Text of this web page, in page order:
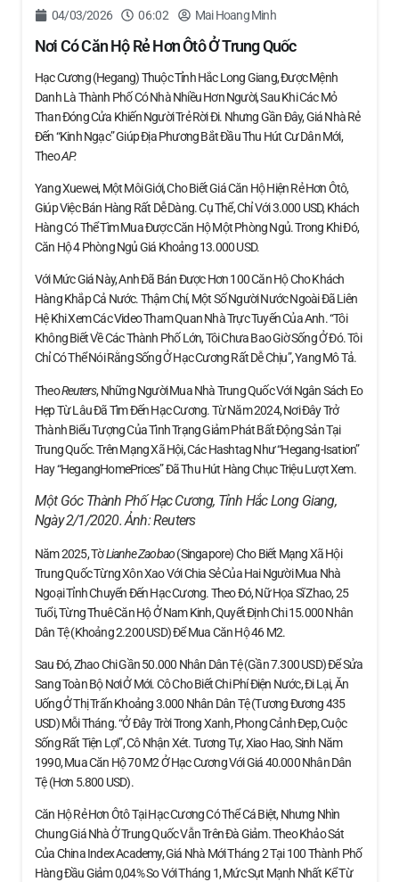
04/03/2026 06:02 Mai Hoang Minh
Nơi Có Căn Hộ Rẻ Hơn Ôtô Ở Trung Quốc
Hạc Cương (Hegang) Thuộc Tỉnh Hắc Long Giang, Được Mệnh
Danh Là Thành Phố Có Nhà Nhiều Hơn Người, Sau Khi Các Mỏ
Than Đóng Cửa Khiến Người Trẻ Rời Đi. Nhưng Gần Đây, Giá Nhà Rẻ
Đến “kinh Ngạc” Giúp Địa Phương Bắt Đầu Thu Hút Cư Dân Mới,
TheoAP.
Yang Xuewei, Một Môi Giới, Cho Biết Giá Căn Hộ Hiện Rẻ Hơn Ôtô,
Giúp Việc Bán Hàng Rất Dễ Dàng. Cụ Thể, Chỉ Với 3.000 USD, Khách
Hàng Có Thể Tìm Mua Được Căn Hộ Một Phòng Ngủ. Trong Khi Đó,
Căn Hộ 4 Phòng Ngủ Giá Khoảng 13.000 USD.
Với Mức Giá Này, Anh Đã Bán Được Hơn 100 Căn Hộ Cho Khách
Hàng Khắp Cả Nước. Thậm Chí, Một Số Người Nước Ngoài Đã Liên
Hệ Khi Xem Các Video Tham Quan Nhà Trực Tuyến Của Anh. “Tôi
Không Biết Về Các Thành Phố Lớn, Tôi Chưa Bao Giờ Sống Ở Đó. Tôi
Chỉ Có Thể Nói Rằng Sống Ở Hạc Cương Rất Dễ Chịu”, Yang Mô Tả.
TheoReuters, Những Người Mua Nhà Trung Quốc Với Ngân Sách Eo
Hẹp Từ Lâu Đã Tìm Đến Hạc Cương. Từ Năm 2024, Nơi Đây Trở
Thành Biểu Tượng Của Tình Trạng Giảm Phát Bất Động Sản Tại
Trung Quốc. Trên Mạng Xã Hội, Các Hashtag Như “Hegang-Isation”
Hay “HegangHomePrices” Đã Thu Hút Hàng Chục Triệu Lượt Xem.
Một Góc Thành Phố Hạc Cương, Tỉnh Hắc Long Giang,
Ngày 2/1/2020. Ảnh:Reuters
Năm 2025, TờLianhe Zaobao(Singapore) Cho Biết Mạng Xã Hội
Trung Quốc Từng Xôn Xao Với Chia Sẻ Của Hai Người Mua Nhà
Ngoại Tỉnh Chuyển Đến Hạc Cương. Theo Đó, Nữ Họa Sĩ Zhao, 25
Tuổi, Từng Thuê Căn Hộ Ở Nam Kinh, Quyết Định Chi 15.000 Nhân
Dân Tệ (khoảng 2.200 USD) Để Mua Căn Hộ 46 M2.
Sau Đó, Zhao Chi Gần 50.000 Nhân Dân Tệ (gần 7.300 USD) Để Sửa
Sang Toàn Bộ Nơi Ở Mới. Cô Cho Biết Chi Phí Điện Nước, Đi Lại, Ăn
Uống Ở Thị Trấn Khoảng 3.000 Nhân Dân Tệ (tương Đương 435
USD) Mỗi Tháng. “Ở Đây Trời Trong Xanh, Phong Cảnh Đẹp, Cuộc
Sống Rất Tiện Lợi”, Cô Nhận Xét. Tương Tự, Xiao Hao, Sinh Năm
1990, Mua Căn Hộ 70 M2 Ở Hạc Cương Với Giá 40.000 Nhân Dân
Tệ (hơn 5.800 USD).
Căn Hộ Rẻ Hơn Ôtô Tại Hạc Cương Có Thể Cá Biệt, Nhưng Nhìn
Chung Giá Nhà Ở Trung Quốc Vẫn Trên Đà Giảm. Theo Khảo Sát
Của China Index Academy, Giá Nhà Mới Tháng 2 Tại 100 Thành Phố
Hàng Đầu Giảm 0,04% So Với Tháng 1, Mức Sụt Mạnh Nhất Kể Từ